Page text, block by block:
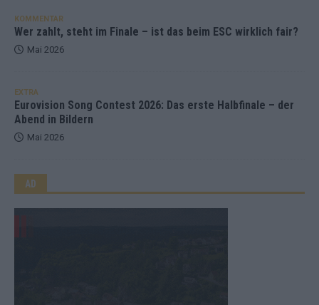
KOMMENTAR
Wer zahlt, steht im Finale – ist das beim ESC wirklich fair?
Mai 2026
EXTRA
Eurovision Song Contest 2026: Das erste Halbfinale – der
Abend in Bildern
Mai 2026
AD